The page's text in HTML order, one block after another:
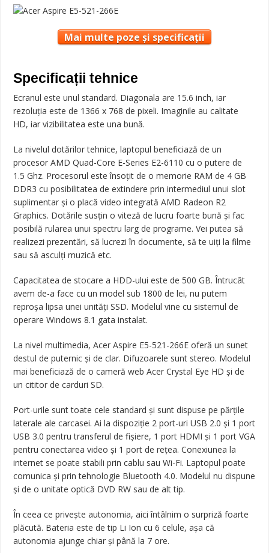
Mai multe poze și specificații
Specificații tehnice
Ecranul este unul standard. Diagonala are 15.6 inch, iar
rezoluția este de 1366 x 768 de pixeli. Imaginile au calitate
HD, iar vizibilitatea este una bună.
La nivelul dotărilor tehnice, laptopul beneficiază de un
procesor AMD Quad-Core E-Series E2-6110 cu o putere de
1.5 Ghz. Procesorul este însoțit de o memorie RAM de 4 GB
DDR3 cu posibilitatea de extindere prin intermediul unui slot
suplimentar și o placă video integrată AMD Radeon R2
Graphics. Dotările susțin o viteză de lucru foarte bună și fac
posibilă rularea unui spectru larg de programe. Vei putea să
realizezi prezentări, să lucrezi în documente, să te uiți la filme
sau să asculți muzică etc.
Capacitatea de stocare a HDD-ului este de 500 GB. Întrucât
avem de-a face cu un model sub 1800 de lei, nu putem
reproșa lipsa unei unități SSD. Modelul vine cu sistemul de
operare Windows 8.1 gata instalat.
La nivel multimedia, Acer Aspire E5-521-266E oferă un sunet
destul de puternic și de clar. Difuzoarele sunt stereo. Modelul
mai beneficiază de o cameră web Acer Crystal Eye HD și de
un cititor de carduri SD.
Port-urile sunt toate cele standard și sunt dispuse pe părțile
laterale ale carcasei. Ai la dispoziție 2 port-uri USB 2.0 și 1 port
USB 3.0 pentru transferul de fișiere, 1 port HDMI și 1 port VGA
pentru conectarea video și 1 port de rețea. Conexiunea la
internet se poate stabili prin cablu sau Wi-Fi. Laptopul poate
comunica și prin tehnologie Bluetooth 4.0. Modelul nu dispune
și de o unitate optică DVD RW sau de alt tip.
În ceea ce privește autonomia, aici întâlnim o surpriză foarte
plăcută. Bateria este de tip Li Ion cu 6 celule, așa că
autonomia ajunge chiar și până la 7 ore.